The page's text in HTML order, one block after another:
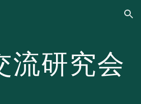
Skip to navigation
流研究会